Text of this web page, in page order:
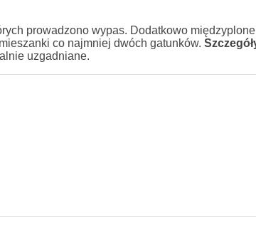
prowadzono wypas. Dodatkowo
co najmniej dwóch gatunków.
uzgadniane.